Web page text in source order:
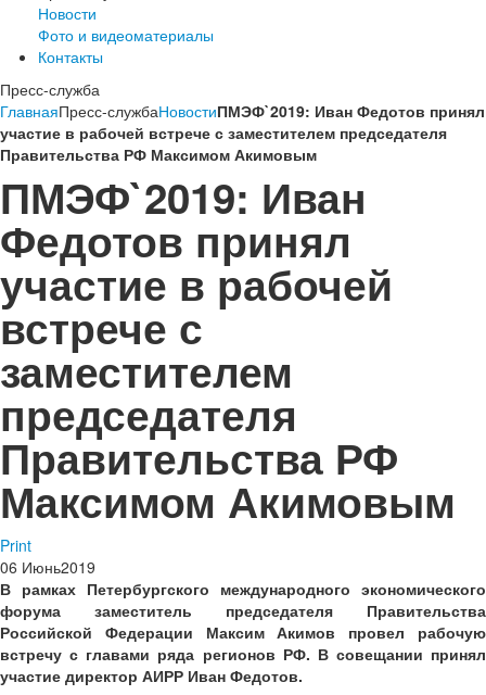
Новости
Фото и видеоматериалы
Контакты
Пресс-служба
ГлавнаяПресс-службаНовостиПМЭФ`2019: Иван Федотов принял
участие в рабочей встрече с заместителем председателя
Правительства РФ Максимом Акимовым
ПМЭФ`2019: Иван
Федотов принял
участие в рабочей
встрече с
заместителем
председателя
Правительства РФ
Максимом Акимовым
Print
06 Июнь2019
В рамках Петербургского международного экономического
форума заместитель председателя Правительства
Российской Федерации Максим Акимов провел рабочую
встречу с главами ряда регионов РФ. В совещании принял
участие директор АИРР Иван Федотов.